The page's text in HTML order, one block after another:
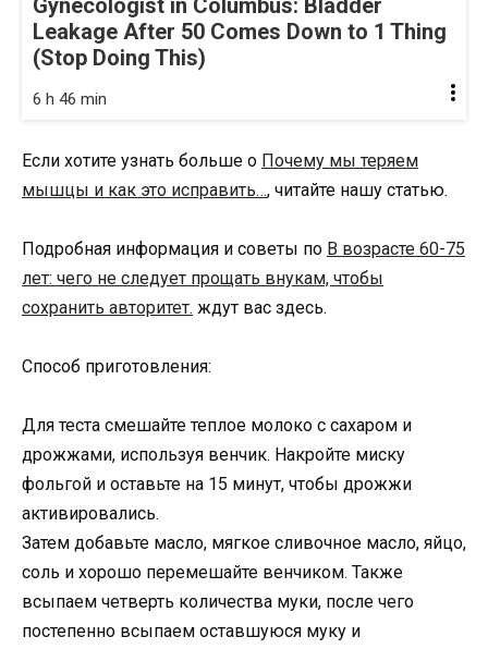
Leakage After 50 Comes Down to 1 Thing
(Stop Doing This)
6 h 46 min
Если хотите узнать больше о Почему мы теряем
мышцы и как это исправить…, читайте нашу статью.
Подробная информация и советы по В возрасте 60-75
лет: чего не следует прощать внукам, чтобы
сохранить авторитет. ждут вас здесь.
Способ приготовления:
Для теста смешайте теплое молоко с сахаром и
дрожжами, используя венчик. Накройте миску
фольгой и оставьте на 15 минут, чтобы дрожжи
активировались.
Затем добавьте масло, мягкое сливочное масло, яйцо,
соль и хорошо перемешайте венчиком. Также
всыпаем четверть количества муки, после чего
постепенно всыпаем оставшуюся муку и